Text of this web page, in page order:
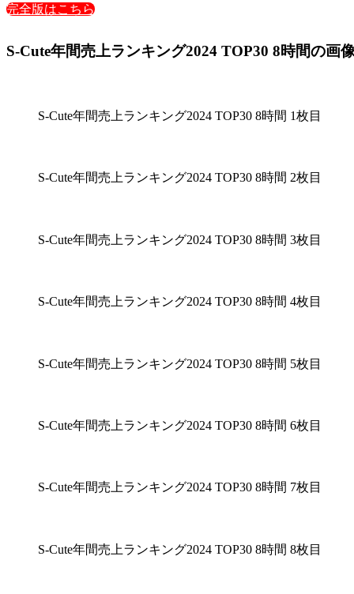
完全版はこちら
S-Cute年間売上ランキング2024 TOP30 8時間の画
S-Cute年間売上ランキング2024 TOP30 8時間 1枚目
S-Cute年間売上ランキング2024 TOP30 8時間 2枚目
S-Cute年間売上ランキング2024 TOP30 8時間 3枚目
S-Cute年間売上ランキング2024 TOP30 8時間 4枚目
S-Cute年間売上ランキング2024 TOP30 8時間 5枚目
S-Cute年間売上ランキング2024 TOP30 8時間 6枚目
S-Cute年間売上ランキング2024 TOP30 8時間 7枚目
S-Cute年間売上ランキング2024 TOP30 8時間 8枚目